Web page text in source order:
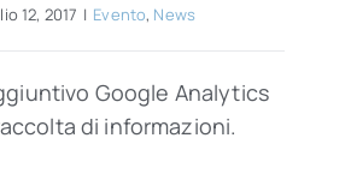
12, 2017 | Evento, News
Google Analytics
di informazioni.